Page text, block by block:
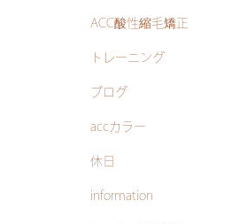
ACC酸性縮毛矯正
トレーニング
ブログ
accカラー
休日
information